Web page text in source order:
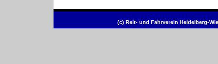
(c) Reit- und Fahrverein Heidelberg-